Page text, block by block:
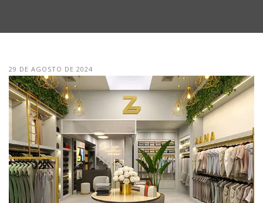
29 DE AGOSTO DE 2024